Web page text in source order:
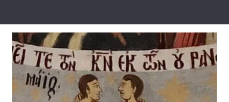
Тема оформлення